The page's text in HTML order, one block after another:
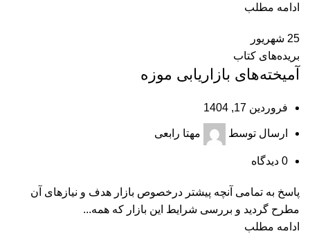
ادامه مطلب
25 شهریور
بریده‌های کتاب
آمیخته‌‌های بازاریابی موزه
فروردین 17, 1404
ارسال توسط مهتا رابعی
0 دیدگاه
پاسخ به تمامی آنچه پیشتر درخصوص بازار هدف و نیازهای آن
مطرح گردید و بررسی شرایط این بازار که همه...
ادامه مطلب